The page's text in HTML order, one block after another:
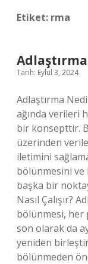
Etiket: rma
Tarih: Eylül 3, 2024
Adlaştırma
ağında verileri
bir konsepttir.
üzerinden
iletimini
bölünmesini ve
başka bir
Nasıl Çalışır?
bölünmesi, her
son olarak da
yeniden
bölünmeden